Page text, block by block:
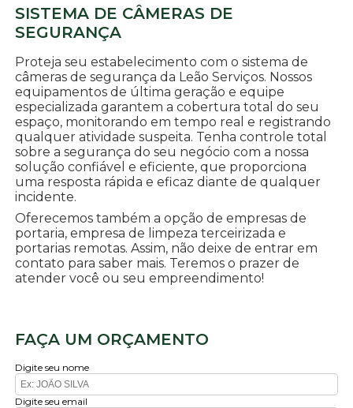
SISTEMA DE CÂMERAS DE
SEGURANÇA
Proteja seu estabelecimento com o sistema de
câmeras de segurança da Leão Serviços. Nossos
equipamentos de última geração e equipe
especializada garantem a cobertura total do seu
espaço, monitorando em tempo real e registrando
qualquer atividade suspeita. Tenha controle total
sobre a segurança do seu negócio com a nossa
solução confiável e eficiente, que proporciona
uma resposta rápida e eficaz diante de qualquer
incidente.
Oferecemos também a opção de empresas de
portaria, empresa de limpeza terceirizada e
portarias remotas. Assim, não deixe de entrar em
contato para saber mais. Teremos o prazer de
atender você ou seu empreendimento!
FAÇA UM ORÇAMENTO
Digite seu nome
Digite seu email